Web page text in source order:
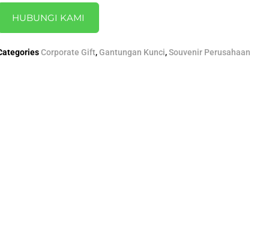
HUBUNGI KAMI
Corporate Gift,Gantungan Kunci,Souvenir Perusahaan